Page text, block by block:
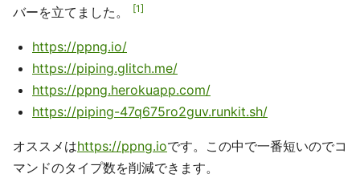
バーを立てました。
1
https://ppng.io/
https://piping.glitch.me/
https://ppng.herokuapp.com/
https://piping-47q675ro2guv.runkit.sh/
オススメはhttps://ppng.ioです。この中で一番短いのでコ
マンドのタイプ数を削減できます。